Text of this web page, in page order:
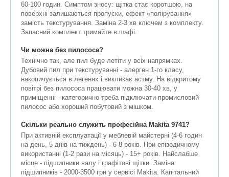
60-100 годин. Симптом зносу: щітка стає коротшою, на
поверхні залишаються пропуски, ефект «полірування»
замість текстурування. Заміна 2-3 хв ключем з комплекту.
Запасний комплект тримайте в шафі.
Чи можна без пилососа?
Технічно так, але пил буде летіти у всіх напрямках.
Дубовий пил при текстуруванні - алерген 1-го класу,
накопичується в легенях і викликає астму. На відкритому
повітрі без пилососа працювати можна 30-40 хв, у
приміщенні - категорично треба підключати промисловий
пилосос або хороший побутовий з мішком.
Скільки реально служить професійна Makita 9741?
При активній експлуатації у меблевій майстерні (4-6 годин
на день, 5 днів на тиждень) - 6-8 років. При епізодичному
використанні (1-2 рази на місяць) - 15+ років. Найслабше
місце - підшипники валу і графітові щітки. Заміна
підшипників - 2000-3500 грн у сервісі Makita. Капітальний